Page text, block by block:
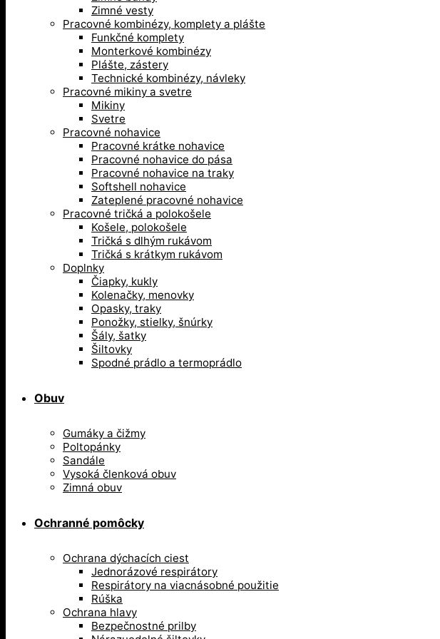
Zimné vesty
Pracovné kombinézy, komplety a plášte
Funkčné komplety
Monterkové kombinézy
Plášte, zástery
Technické kombinézy, návleky
Pracovné mikiny a svetre
Mikiny
Svetre
Pracovné nohavice
Pracovné krátke nohavice
Pracovné nohavice do pása
Pracovné nohavice na traky
Softshell nohavice
Zateplené pracovné nohavice
Pracovné tričká a polokošele
Košele, polokošele
Tričká s dlhým rukávom
Tričká s krátkym rukávom
Doplnky
Čiapky, kukly
Kolenačky, menovky
Opasky, traky
Ponožky, stielky, šnúrky
Šály, šatky
Šiltovky
Spodné prádlo a termoprádlo
Obuv
Gumáky a čižmy
Poltopánky
Sandále
Vysoká členková obuv
Zimná obuv
Ochranné pomôcky
Ochrana dýchacích ciest
Jednorázové respirátory
Respirátory na viacnásobné použitie
Rúška
Ochrana hlavy
Bezpečnostné prilby